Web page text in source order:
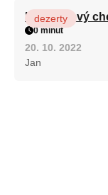
Karamelový
dezerty
0 minut
20. 10. 2022
Jan